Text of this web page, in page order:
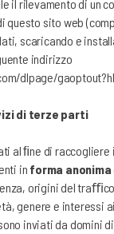
il rilevamento di un
questo sito web
scaricando e
indirizzo
dlpage/
di terze parti
al ﬁne di raccogliere
in forma anonima
origini del
genere e interessi
inviati da domini